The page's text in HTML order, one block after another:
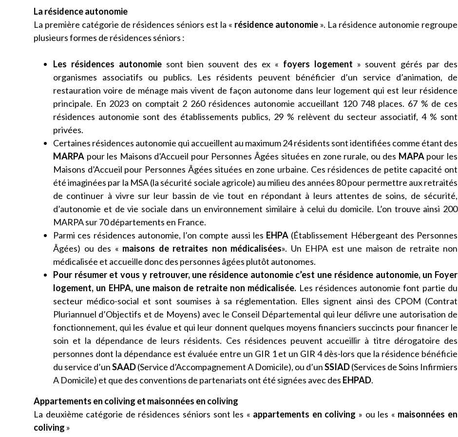
La résidence autonomie
La première catégorie de résidences séniors est la « résidence autonomie ». La résidence autonomie regroupe
plusieurs formes de résidences séniors :
Les résidences autonomiesont bien souvent des ex « foyers logement » souvent gérés par des
organismes associatifs ou publics. Les résidents peuvent bénéficier d’un service d’animation, de
restauration voire de ménage mais vivent de façon autonome dans leur logement qui est leur résidence
principale. En 2023 on comptait 2 260 résidences autonomie accueillant 120 748 places. 67 % de ces
résidences autonomie sont des établissements publics, 29 % relèvent du secteur associatif, 4 % sont
privées.
Certaines résidences autonomie qui accueillent au maximum 24 résidents sont identifiées comme étant des
MARPA pour les Maisons d’Accueil pour Personnes Âgées situées en zone rurale, ou des MAPApour les
Maisons d’Accueil pour Personnes Âgées situées en zone urbaine. Ces résidences de petite capacité ont
été imaginées par la MSA (la sécurité sociale agricole) au milieu des années 80 pour permettre aux retraités
de continuer à vivre sur leur bassin de vie tout en répondant à leurs attentes de soins, de sécurité,
d’autonomie et de vie sociale dans un environnement similaire à celui du domicile. L’on trouve ainsi 200
MARPA sur 70 départements en France.
Parmi ces résidences autonomie, l’on compte aussi les EHPA (Établissement Hébergeant des Personnes
Âgées) ou des « maisons de retraites non médicalisées». Un EHPA est une maison de retraite non
médicalisée et accueille donc des personnes âgées plutôt autonomes.
Pour résumer et vous y retrouver, une résidence autonomie c’est une résidence autonomie, un Foyer
logement, un EHPA, une maison de retraite non médicalisée. Les résidences autonomie font partie du
secteur médico-social et sont soumises à sa réglementation. Elles signent ainsi des CPOM (Contrat
Pluriannuel d’Objectifs et de Moyens) avec le Conseil Départemental qui leur délivre une autorisation de
fonctionnement, qui les évalue et qui leur donnent quelques moyens financiers succincts pour financer le
soin et la dépendance de leurs résidents. Ces résidences peuvent accueillir à titre dérogatoire des
personnes dont la dépendance est évaluée entre un GIR 1 et un GIR 4 dès-lors que la résidence bénéficie
du service d’unSAAD(Service d’Accompagnement A Domicile), ou d’unSSIAD(Services de Soins Infirmiers
A Domicile) et que des conventions de partenariats ont été signées avec des EHPAD.
Appartements en coliving et maisonnées en coliving
La deuxième catégorie de résidences séniors sont les « appartements en coliving » ou les « maisonnées en
coliving »